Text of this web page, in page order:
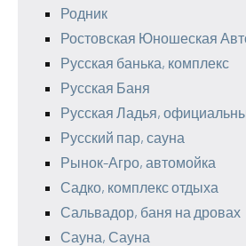
Родник
Ростовская Юношеская
Русская банька, комплекс
Русская Баня
Русская Ладья,
Русский пар, сауна
Рынок-Агро, автомойка
Садко, комплекс отдыха
Сальвадор, баня на дровах
Сауна, Сауна